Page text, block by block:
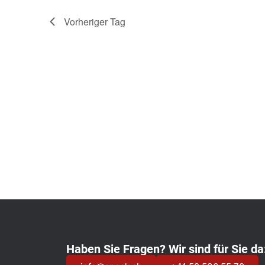
Vorheriger Tag
Haben Sie Fragen? Wir sind für Sie